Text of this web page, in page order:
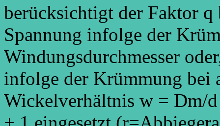
berücksichtigt der Faktor q
Spannung infolge der
Windungsdurchmesser
infolge der Krümmung bei
Wickelverhältnis w = Dm/